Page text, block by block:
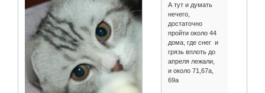
А тут и думать
нечего,
достаточно
пройти около 44
дома, где снег и
грязь вплоть до
апреля лежали,
и около 71,67а,
69а